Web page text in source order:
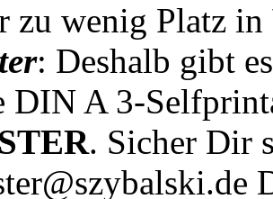
zu wenig Platz in
: Deshalb gibt
DIN A 3-
. Sicher Dir